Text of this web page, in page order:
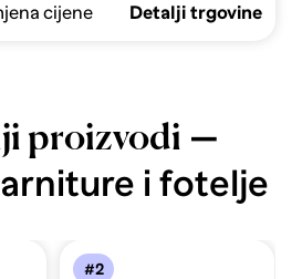
cijene Detalji trgovine
proizvodi —
i fotelje
#2